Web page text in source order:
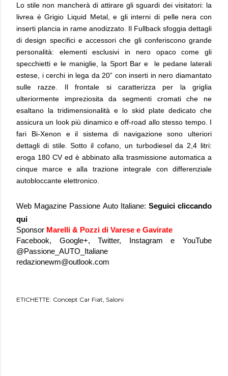
Lo stile non mancherà di attirare gli sguardi dei visitatori: la
livrea è Grigio Liquid Metal, e gli interni di pelle nera con
inserti plancia in rame anodizzato. Il Fullback sfoggia dettagli
di design specifici e accessori che gli conferiscono grande
personalità: elementi esclusivi in nero opaco come gli
specchietti e le maniglie, la Sport Bar e le pedane laterali
estese, i cerchi in lega da 20” con inserti in nero diamantato
sulle razze. Il frontale si caratterizza per la griglia
ulteriormente impreziosita da segmenti cromati che ne
esaltano la tridimensionalità e lo skid plate dedicato che
assicura un look più dinamico e off-road allo stesso tempo. I
fari Bi-Xenon e il sistema di navigazione sono ulteriori
dettagli di stile. Sotto il cofano, un turbodiesel da 2,4 litri:
eroga 180 CV ed è abbinato alla trasmissione automatica a
cinque marce e alla trazione integrale con differenziale
autobloccante elettronico.
Web Magazine Passione Auto Italiane: Seguicicliccando
qui
Sponsor Marelli & Pozzi di Varese e Gavirate
Facebook, Google+, Twitter, Instagram e YouTube
@Passione_AUTO_Italiane
redazionewm@outlook.com
ETICHETTE: Concept Car Fiat Saloni